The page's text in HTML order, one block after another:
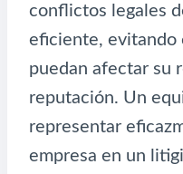
conflictos legales
eficiente, evitando
puedan afectar su
reputación. Un
representar
empresa en un